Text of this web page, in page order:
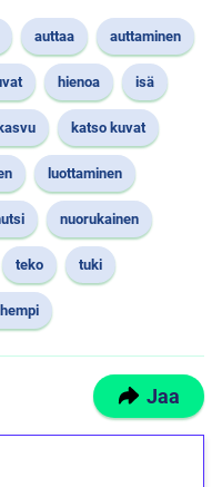
auttaa auttaminen
hienoa isä
katso kuvat
luottaminen
nuorukainen
teko tuki
Jaa